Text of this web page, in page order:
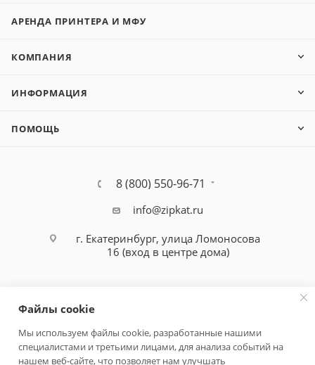
АРЕНДА ПРИНТЕРА И МФУ
КОМПАНИЯ
ИНФОРМАЦИЯ
ПОМОЩЬ
8 (800) 550-96-71
info@zipkat.ru
г. Екатеринбург, улица Ломоносова
16 (вход в центре дома)
Политика конфиденциальности
Файлы cookie
Мы используем файлы cookie, разработанные нашими
специалистами и третьими лицами, для анализа событий на
нашем веб-сайте, что позволяет нам улучшать